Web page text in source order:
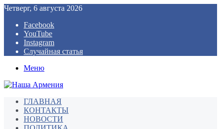
Четверг, 6 августа 2026
Facebook
YouTube
Instagram
Случайная статья
Меню
ГЛАВНАЯ
КОНТАКТЫ
НОВОСТИ